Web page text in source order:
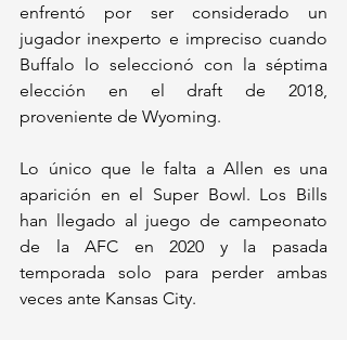
enfrentó por ser considerado un
jugador inexperto e impreciso cuando
Buffalo lo seleccionó con la séptima
elección en el draft de 2018,
proveniente de Wyoming.
Lo único que le falta a Allen es una
aparición en el Super Bowl. Los Bills
han llegado al juego de campeonato
de la AFC en 2020 y la pasada
temporada solo para perder ambas
veces ante Kansas City.